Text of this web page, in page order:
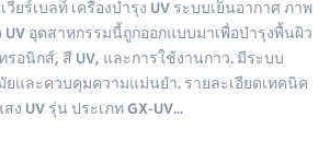
วียร์เบลท์ เครื่องบํารุง UV ระบบเย็นอากาศ ภาพ
อุตสาหกรรมนี้ถูกออกแบบมาเพื่อบํารุงพื้นผิว
อนิกส์, สี UV, และการใช้งานกาว. มีระบบ
และควบคุมความแม่นยํา. รายละเอียดเทคนิค
UV รุ่น ประเภท GX-UV...